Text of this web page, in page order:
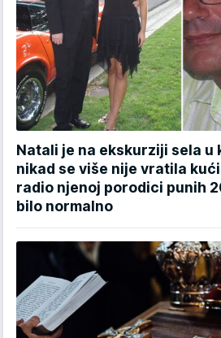
Natali je na ekskurziji sela u
nikad se više nije vratila
radio njenoj porodici punih
bilo normalno